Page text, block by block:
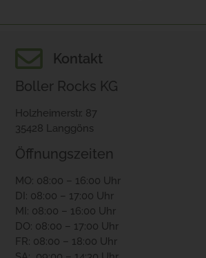
Kontakt
Boller Rocks KG
Holzheimerstr. 87
35428 Langgöns
Öffnungszeiten
MO: 08:00 – 16:00 Uhr
DI: 08:00 – 17:00 Uhr
MI: 08:00 – 16:00 Uhr
DO: 08:00 – 17:00 Uhr
FR: 08:00 – 18:00 Uhr